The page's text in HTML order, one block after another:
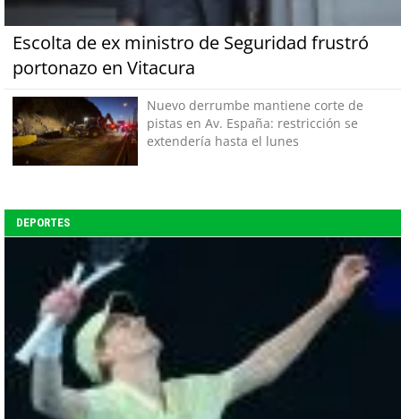
Escolta de ex ministro de Seguridad frustró
portonazo en Vitacura
Nuevo derrumbe mantiene corte de
pistas en Av. España: restricción se
extendería hasta el lunes
DEPORTES